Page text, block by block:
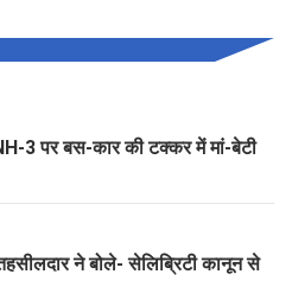
3 पर बस-कार की टक्कर में मां-बेटी
ने बोले- सेलिब्रिटी कानून से